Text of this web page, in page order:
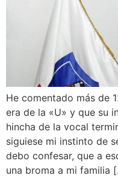
He comentado más de
era de la «U» y que su
hincha de la vocal
siguiese mi instinto de
debo confesar, que a
una broma a mi familia